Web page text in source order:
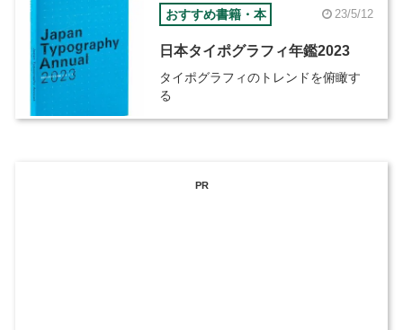
おすすめ書籍・本 23/5/12
日本タイポグラフィ年鑑2023
タイポグラフィのトレンドを俯瞰す
る
PR